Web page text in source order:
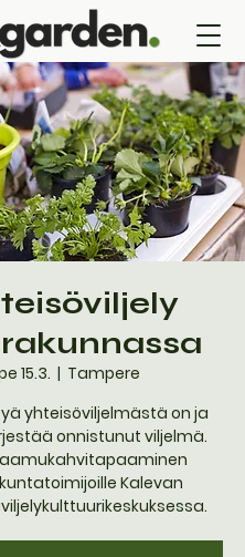
15.3.
  |
Tampere
yhteisöviljelmästä on ja
onnistunut viljelmä.
Kalevan